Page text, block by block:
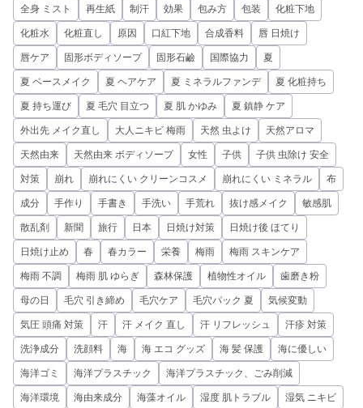
全身 ミスト 再生紙 制汗 効果 包み方 包装 化粧下地
化粧水 化粧直し 原因 口紅下地 合成香料 唇 日焼け
唇ケア 固形ボディソープ 固形石鹼 国際協力 夏
夏 ベースメイク 夏 ヘアケア 夏 ミネラルファンデ 夏 化粧持ち
夏 持ち運び 夏 毛穴 目立つ 夏 肌 かゆみ 夏 鎮静 ケア
外出先 メイク直し 大人ニキビ 梅雨 天然 虫よけ 天然アロマ
天然由来 天然由来 ボディソープ 女性 子供 子供 虫除け 安全
対策 崩れ 崩れにくい クリーンコスメ 崩れにくい ミネラル 布
成分 手作り 手書き 手洗い 手荒れ 抜け感メイク 敏感肌
散乱剤 新聞 旅行 日本 日焼け対策 日焼け後 ほてり
日焼け止め 春 春カラー 栄養 梅雨 梅雨 スキンケア
梅雨 不調 梅雨 肌 ゆらぎ 森林保護 植物性オイル 歯磨き粉
母の日 毛穴 引き締め 毛穴ケア 毛穴パック 夏 気候変動
気圧 頭痛 対策 汗 汗 メイク 直し 汗 リフレッシュ 汗疹 対策
洗浄成分 洗顔料 海 海 エコ グッズ 海 髪 保護 海に優しい
海洋ゴミ 海洋プラスチック 海洋プラスチック、ごみ削減
海洋環境 海由来成分 海藻オイル 湿度 肌トラブル 湿気 ニキビ